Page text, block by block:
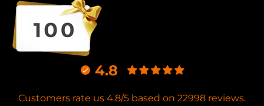
4.8
Customers rate us 4.8/5 based on 22998 reviews.